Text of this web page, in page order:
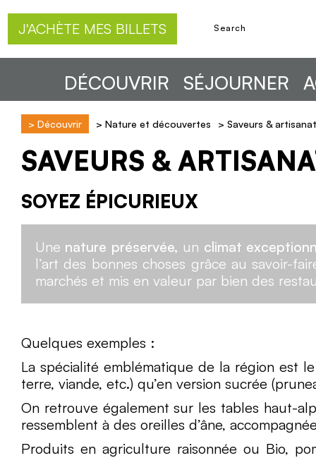
J'ACHÈTE MES BILLETS
DÉCOUVRIR SÉJOURNER
> Découvrir > Nature et découvertes > Saveurs & artisanat
SAVEURS &
SOYEZ ÉPICURIEUX
Une nature préservée, un climat
l’art des bonnes choses grâce au savoir-
marchés et mis en valeur par bien des
Quelques exemples :
La spécialité emblématique de la région est le
terre, viande, etc.) qu’en version sucrée
On retrouve également sur les tables haut-
ressemblent à des oreilles d’âne,
Produits en agriculture raisonnée ou Bio,